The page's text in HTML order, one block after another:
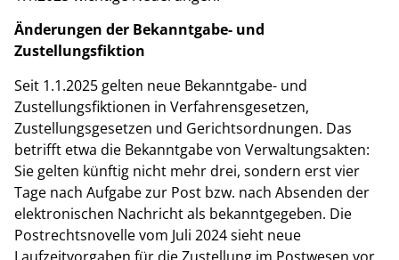
Änderungen der Bekanntgabe- und
Zustellungsfiktion
Seit 1.1.2025 gelten neue Bekanntgabe- und
Zustellungsfiktionen in Verfahrensgesetzen,
Zustellungsgesetzen und Gerichtsordnungen. Das
betrifft etwa die Bekanntgabe von Verwaltungsakten:
Sie gelten künftig nicht mehr drei, sondern erst vier
Tage nach Aufgabe zur Post bzw. nach Absenden der
elektronischen Nachricht als bekanntgegeben. Die
Postrechtsnovelle vom Juli 2024 sieht neue